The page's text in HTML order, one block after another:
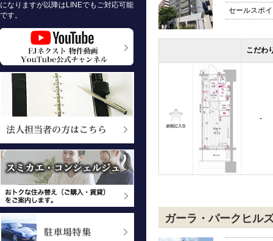
になりますが以降はLINEでもご対応可能
です。
セールスポ
こだわ
-
ガーラ・パークヒル